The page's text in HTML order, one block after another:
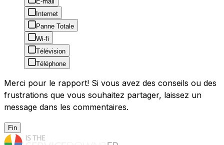
Internet
Panne Totale
Wi-fi
Télévision
Téléphone
Merci pour le rapport! Si vous avez des conseils ou des
frustrations que vous souhaitez partager, laissez un
message dans les commentaires.
Fin